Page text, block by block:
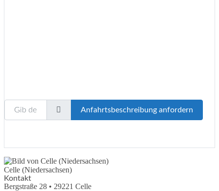
Gib deinen Standort ein.
Anfahrtsbeschreibung anfordern
Celle (Niedersachsen)
Kontakt
Bergstraße 28 • 29221 Celle